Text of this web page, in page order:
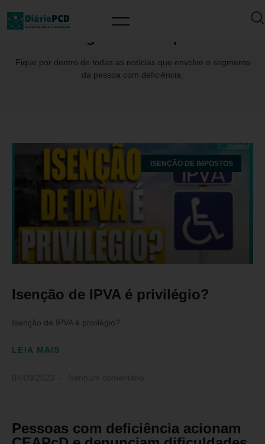
Fique por dentro de todas as notícias que envolve o segmento
da pessoa com deficiência.
ISENÇÃO DE IMPOSTOS
Isenção de IPVA é privilégio?
Isenção de IPVA é privilégio?
LEIA MAIS
Pessoas com deficiência acionam